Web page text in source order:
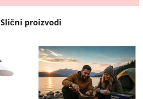
Slični proizvodi